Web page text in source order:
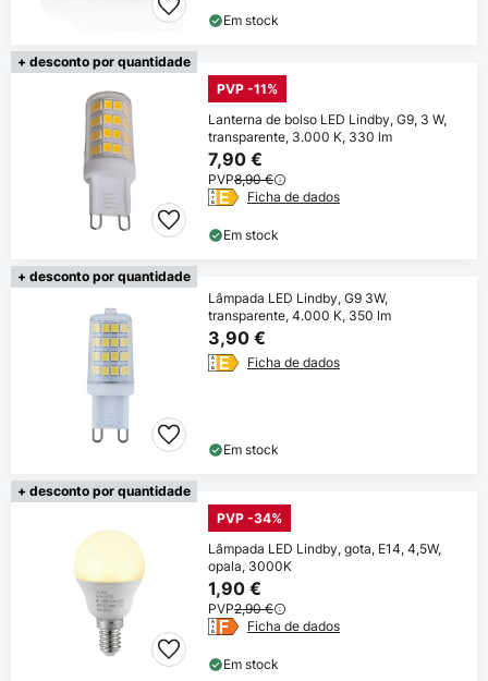
Em stock
+ desconto por quantidade
PVP -11%
Lanterna de bolso LED Lindby, G9, 3 W,
transparente, 3.000 K, 330 lm
7,90 €
PVP8,90 €
Ficha de dados
Em stock
+ desconto por quantidade
Lâmpada LED Lindby, G9 3W,
transparente, 4.000 K, 350 lm
3,90 €
Ficha de dados
Em stock
+ desconto por quantidade
PVP -34%
Lâmpada LED Lindby, gota, E14, 4,5W,
opala, 3000K
1,90 €
PVP2,90 €
Ficha de dados
Em stock